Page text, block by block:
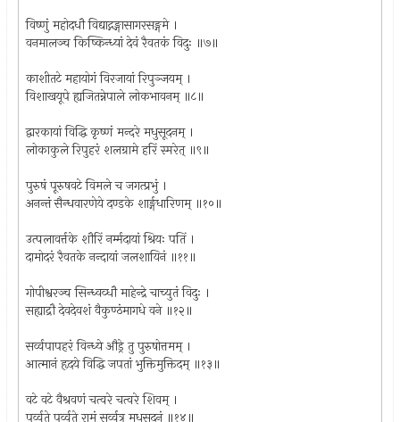
विष्णुं महोदधौ विद्याद्गङ्गासागरसङ्गमे ।
वनमालञ्च किष्किन्ध्यां देवं रैवतकं विदुः ॥७॥
काशीतटे महायोगं विरजायां रिपुञ्जयम् ।
विशाखयूपे ह्यजितन्नेपाले लोकभावनम् ॥८॥
द्वारकायां विद्धि कृष्णं मन्दरे मधुसूदनम् ।
लोकाकुले रिपुहरं शलग्रामे हरिं स्मरेत् ॥९॥
पुरुषं पूरुषवटे विमले च जगत्प्रभुं ।
अनन्तं सैन्धवारणेये दण्डके शार्ङ्गधारिणम् ॥१०॥
उत्पलावर्त्तके शौरिं नर्म्मदायां श्रियः पतिं ।
दामोदरं रैवतके नन्दायां जलशायिनं ॥११॥
गोपीश्वरञ्च सिन्ध्वव्धौ माहेन्द्रे चाच्युतं विदुः ।
सह्याद्रौ देवदेवशं वैकुण्ठंमागधे वने ॥१२॥
सर्व्वपापहरं विन्ध्ये औड्रे तु पुरुषोत्तमम् ।
आत्मानं हृदये विद्धि जपतां भुक्तिमुक्तिदम् ॥१३॥
वटे वटे वैश्रवणं चत्वरे चत्वरे शिवम् ।
पर्व्वते पर्व्वते रामं सर्व्वत्र मधुसूदनं ॥१४॥